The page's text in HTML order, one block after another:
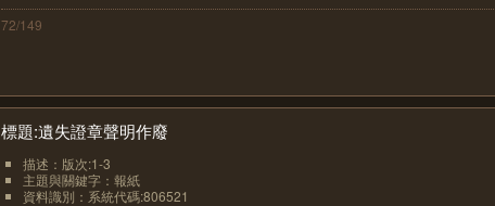
72/149
標題:遺失證章聲明作廢
描述：版次:1-3
主題與關鍵字：報紙
資料識別：系統代碼:806521